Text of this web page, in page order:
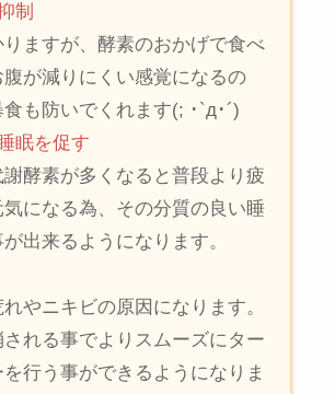
制
ますが、酵素のおかげで食べ
が減りにくい感覚になるの
も防いでくれます(; ･`д･´)
眠を促す
酵素が多くなると普段より疲
になる為、その分質の良い睡
出来るようになります。
やニキビの原因になります。
れる事でよりスムーズにター
行う事ができるようになりま